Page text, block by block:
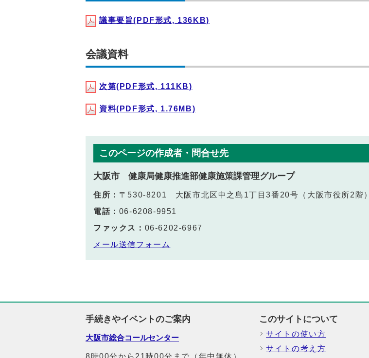
議事要旨(PDF形式, 136KB)
会議資料
次第(PDF形式, 111KB)
資料(PDF形式, 1.76MB)
このページの作成者・問合せ先
大阪市 健康局健康推進部健康施策課管理グループ
住所： 〒530-8201 大阪市北区中之島1丁目3番20号（大阪市役所2階）
電話： 06-6208-9951
ファックス： 06-6202-6967
メール送信フォーム
手続きやイベントのご案内
大阪市総合コールセンター
8時00分から21時00分まで（年中無休）
このサイトについて
サイトの使い方
サイトの考え方